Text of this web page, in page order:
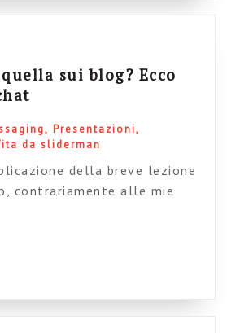
sui blog? Ecco
Presentazioni
da sliderman
della breve lezione
contrariamente alle mie
anche in questo caso chi
destinata ad […]